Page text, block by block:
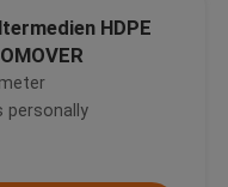
HDPE
personally